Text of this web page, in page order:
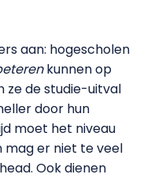
aan: hogescholen
kunnen op
ze de studie-uitval
door hun
moet het niveau
mag er niet te veel
Ook dienen